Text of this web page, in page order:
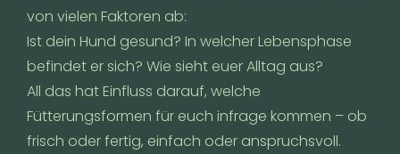
von vielen Faktoren ab:
Ist dein Hund gesund? In welcher Lebensphase
befindet er sich? Wie sieht euer Alltag aus?
All das hat Einfluss darauf, welche
Fütterungsformen für euch infrage kommen – ob
frisch oder fertig, einfach oder anspruchsvoll.